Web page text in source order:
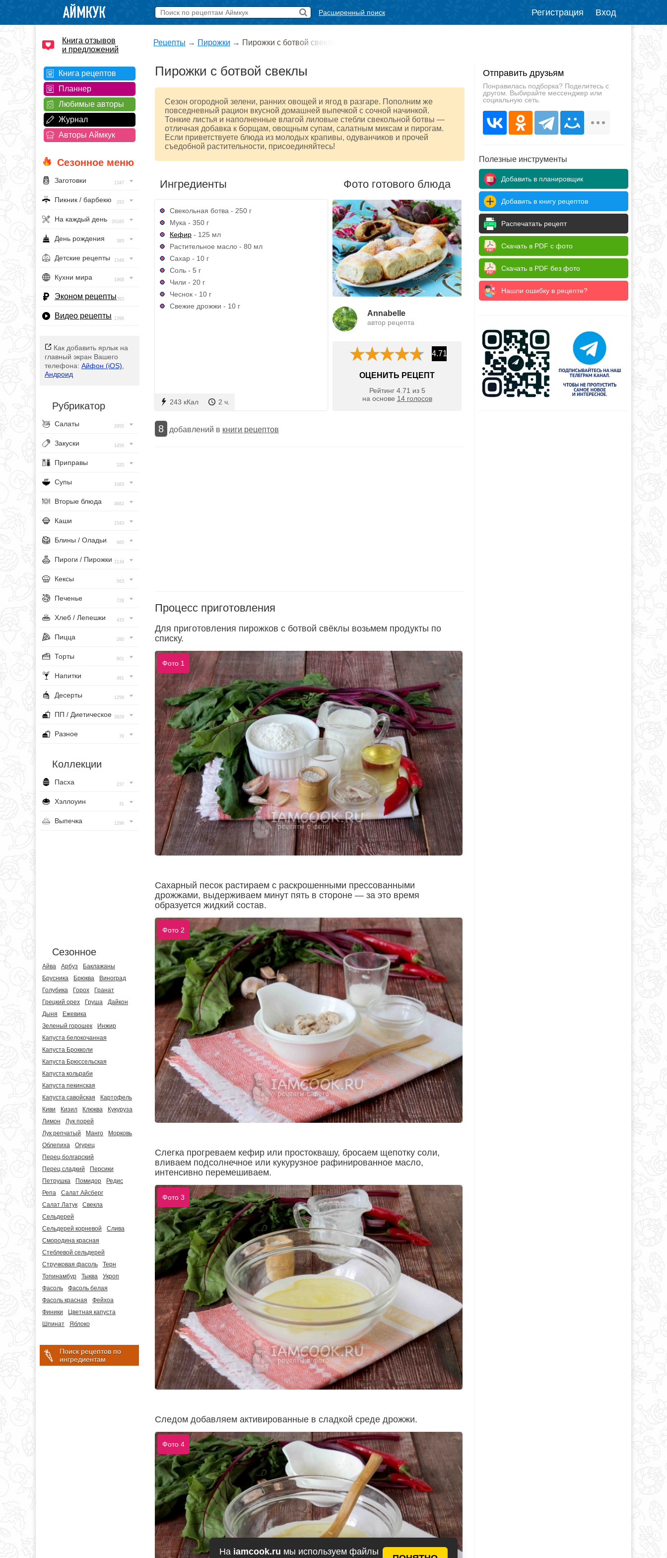
На iamcook.ru мы используем файлы
Расширенный поиск Регистрация Вход
Книга отзывов
и предложений
Книга рецептов
Планнер
Любимые авторы
Журнал
Авторы Аймкук
Сезонное меню
Заготовки 1347
Пикник / барбекю 293
На каждый день 20160
День рождения 385
Детские рецепты 1548
Кухни мира 1968
Эконом рецепты393
Видео рецепты 1396
Как добавить ярлык на
главный экран Вашего
телефона: Айфон (iOS)
Андроид
Рубрикатор
Салаты 2955
Закуски 1456
Приправы 320
Супы 1083
Вторые блюда 4682
Каши 1543
Блины / Оладьи 965
Пироги / Пирожки 2134
Кексы 563
Печенье 728
Хлеб / Лепешки 433
Пицца 260
Торты 801
Напитки 491
Десерты 1256
ПП / Диетическое 3929
Разное 76
Коллекции
Пасха 237
Хэллоуин 31
Выпечка 1296
Сезонное
Айва Арбуз
Баклажаны
Брусника
Брюква
Виноград
Голубика
Горох
Гранат
Грецкий орех
Груша
Дайкон
Дыня
Ежевика
Зеленый горошек
Инжир
Капуста белокочанная
Капуста Брокколи
Капуста Брюссельская
Капуста кольраби
Капуста пекинская
Капуста савойская
Картофель
Киви
Кизил Клюква
Кукуруза
Лимон
Лук порей
Лук репчатый
Манго
Морковь
Облепиха
Огурец
Перец болгарский
Перец сладкий
Персики
Петрушка
Помидор
Редис
Репа
Салат Айсберг
Салат Латук
Свекла
Сельдерей
Сельдерей корневой
Слива
Смородина красная
Стеблевой сельдерей
Стручковая фасоль
Терн
Топинамбур
Тыква
Укроп
Фасоль
Фасоль белая
Фасоль красная
Фейхоа
Финики
Цветная капуста
Шпинат
Яблоко
Поиск рецептов по
ингредиентам
Рецепты → Пирожки → Пирожки с ботвой свеклы
Пирожки с ботвой свеклы
Сезон огородной зелени, ранних овощей и ягод в разгаре. Пополним же
повседневный рацион вкусной домашней выпечкой с сочной начинкой.
Тонкие листья и наполненные влагой лиловые стебли свекольной ботвы —
отличная добавка к борщам, овощным супам, салатным миксам и пирогам.
Если приветствуете блюда из молодых крапивы, одуванчиков и прочей
съедобной растительности, присоединяйтесь!
Ингредиенты
Свекольная ботва - 250 г
Мука - 350 г
Кефир - 125 мл
Растительное масло - 80 мл
Сахар - 10 г
Соль - 5 г
Чили - 20 г
Чеснок - 10 г
Свежие дрожжи - 10 г
243 кКал 2 ч.
Фото готового блюда
Annabelle
автор рецепта
4.71
ОЦЕНИТЬ РЕЦЕПТ
Рейтинг 4.71 из 5
на основе 14голосов
8 добавлений в книги рецептов
Процесс приготовления
Для приготовления пирожков с ботвой свёклы возьмем продукты по
списку.
Фото 1
Сахарный песок растираем с раскрошенными прессованными
дрожжами, выдерживаем минут пять в стороне — за это время
образуется жидкий состав.
Фото 2
Слегка прогреваем кефир или простоквашу, бросаем щепотку соли,
вливаем подсолнечное или кукурузное рафинированное масло,
интенсивно перемешиваем.
Фото 3
Следом добавляем активированные в сладкой среде дрожжи.
Фото 4
Отправить друзьям
Понравилась подборка? Поделитесь с
другом. Выбирайте мессенджер или
социальную сеть.
Полезные инструменты
Добавить в планировщик
Добавить в книгу рецептов
Распечатать рецепт
Скачать в PDF с фото
Скачать в PDF без фото
Нашли ошибку в рецепте?